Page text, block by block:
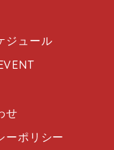
ジュール
せ
ーポリシー